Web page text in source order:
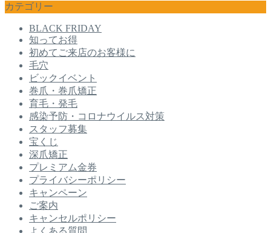
カテゴリー
BLACK FRIDAY
知ってお得
初めてご来店のお客様に
毛穴
ビックイベント
巻爪・巻爪矯正
育毛・発毛
感染予防・コロナウイルス対策
スタッフ募集
宝くじ
深爪矯正
プレミアム金券
プライバシーポリシー
キャンペーン
ご案内
キャンセルポリシー
よくある質問